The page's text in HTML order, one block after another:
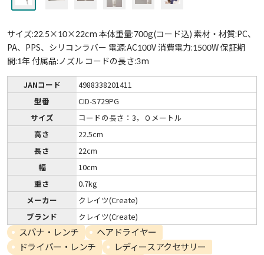
サイズ:22.5×10×22cm 本体重量:700g(コード込) 素材・材質:PC、
PA、PPS、シリコンラバー 電源:AC100V 消費電力:1500W 保証期
間:1年 付属品:ノズル コードの長さ:3m
JANコード
4988338201411
型番
CID-S729PG
サイズ
コードの長さ：3，０メートル
高さ
22.5cm
長さ
22cm
幅
10cm
重さ
0.7kg
メーカー
クレイツ(Create)
ブランド
クレイツ(Create)
スパナ・レンチ
ヘアドライヤー
ドライバー・レンチ
レディースアクセサリー